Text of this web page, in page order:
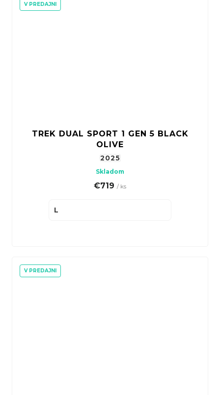
V PREDAJNI
TREK DUAL SPORT 1 GEN 5 BLACK
OLIVE
2025
Skladom
€719 / ks
L
V PREDAJNI